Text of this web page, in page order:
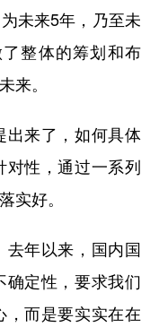
未来5年，乃至未
整体的筹划和布
来。
来了，如何具体
性，通过一系列
实好。
年以来，国内国
定性，要求我们
而是要实实在在